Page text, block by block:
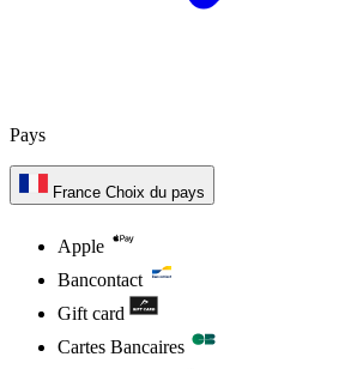
Pays
France Choix du pays
Apple
Bancontact
Gift card
Cartes Bancaires